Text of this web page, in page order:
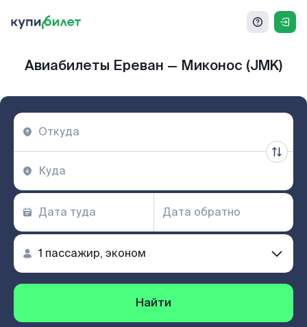
Авиабилеты Ереван — Миконос (JMK)
Найти